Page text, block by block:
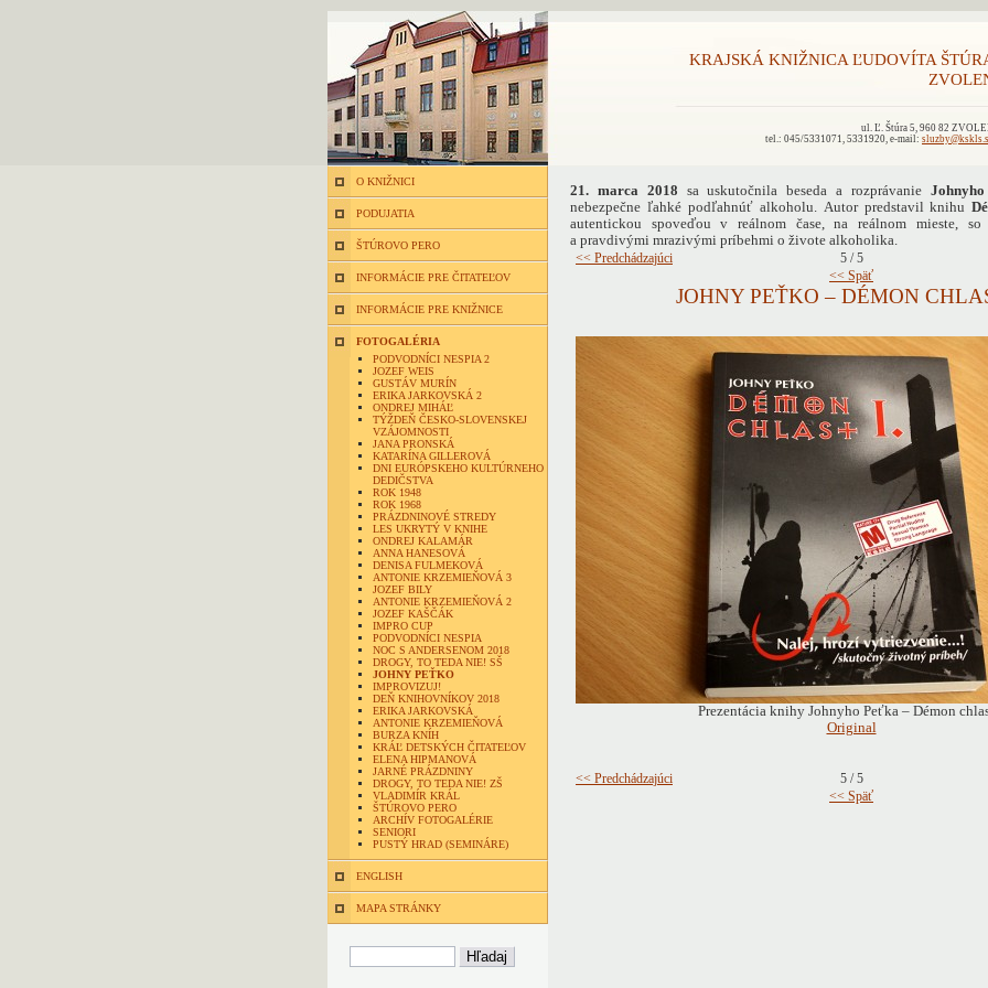
KRAJSKÁ KNIŽNICA ĽUDOVÍTA
ul. Ľ. Štúra 5, 960 82
tel.: 045/5331071, 5331920, e-mail:
O KNIŽNICI
PODUJATIA
ŠTÚROVO PERO
INFORMÁCIE PRE ČITATEĽOV
INFORMÁCIE PRE KNIŽNICE
FOTOGALÉRIA
PODVODNÍCI NESPIA 2
JOZEF WEIS
GUSTÁV MURÍN
ERIKA JARKOVSKÁ 2
ONDREJ MIHÁĽ
TÝŽDEŇ ČESKO-SLOVENSKEJ
VZÁJOMNOSTI
JANA PRONSKÁ
KATARÍNA GILLEROVÁ
DNI EURÓPSKEHO KULTÚRNEHO
DEDIČSTVA
ROK 1948
ROK 1968
PRÁZDNINOVÉ STREDY
LES UKRYTÝ V KNIHE
ONDREJ KALAMÁR
ANNA HANESOVÁ
DENISA FULMEKOVÁ
ANTONIE KRZEMIEŇOVÁ 3
JOZEF BILY
ANTONIE KRZEMIEŇOVÁ 2
JOZEF KAŠČÁK
IMPRO CUP
PODVODNÍCI NESPIA
NOC S ANDERSENOM 2018
DROGY, TO TEDA NIE! SŠ
JOHNY PEŤKO
IMPROVIZUJ!
DEŇ KNIHOVNÍKOV 2018
ERIKA JARKOVSKÁ
ANTONIE KRZEMIEŇOVÁ
BURZA KNÍH
KRÁĽ DETSKÝCH ČITATEĽOV
ELENA HIPMANOVÁ
JARNÉ PRÁZDNINY
DROGY, TO TEDA NIE! ZŠ
VLADIMÍR KRÁL
ŠTÚROVO PERO
ARCHÍV FOTOGALÉRIE
SENIORI
PUSTÝ HRAD (SEMINÁRE)
ENGLISH
MAPA STRÁNKY
21. marca 2018 sa uskutočnila beseda a rozprávanie
nebezpečne ľahké podľahnúť alkoholu. Autor predstavil knihu
autentickou spoveďou v reálnom čase, na reálnom mieste, so
a pravdivými mrazivými príbehmi o živote alkoholika.
<< Predchádzajúci
5 / 5
<< Späť
JOHNY PEŤKO – DÉMON
Prezentácia knihy Johnyho Peťka – Démon
Original
<< Predchádzajúci
5 / 5
<< Späť